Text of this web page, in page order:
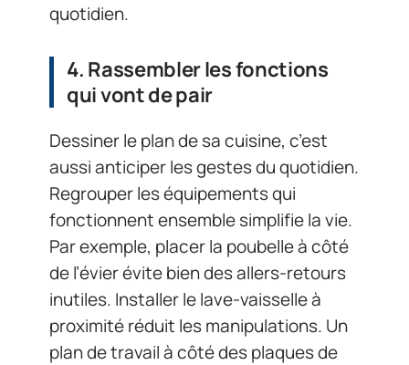
quotidien.
4. Rassembler les fonctions
qui vont de pair
Dessiner le plan de sa cuisine, c’est
aussi anticiper les gestes du quotidien.
Regrouper les équipements qui
fonctionnent ensemble simplifie la vie.
Par exemple, placer la poubelle à côté
de l’évier évite bien des allers-retours
inutiles. Installer le lave-vaisselle à
proximité réduit les manipulations. Un
plan de travail à côté des plaques de